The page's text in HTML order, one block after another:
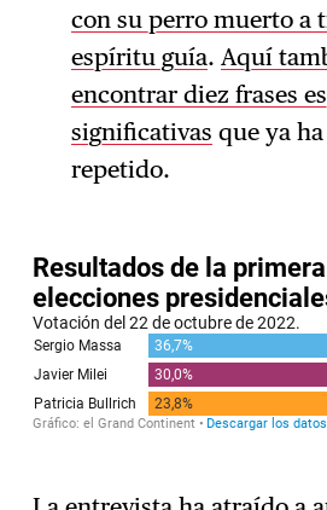
con su perro muerto a
espíritu guía. Aquí
encontrar diez frases
significativas que ya
repetido.